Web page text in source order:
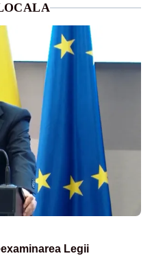
Legii